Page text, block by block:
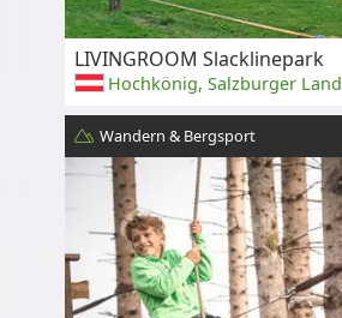
LIVINGROOM Slacklinepark
Hochkönig, Salzburger Land
Wandern & Bergsport